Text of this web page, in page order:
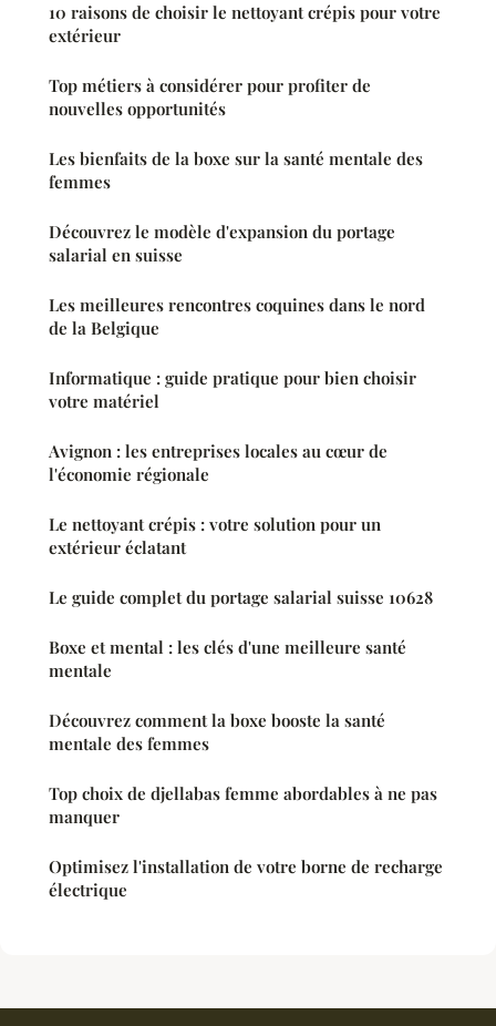
10 raisons de choisir le nettoyant crépis pour votre
extérieur
Top métiers à considérer pour profiter de
nouvelles opportunités
Les bienfaits de la boxe sur la santé mentale des
femmes
Découvrez le modèle d'expansion du portage
salarial en suisse
Les meilleures rencontres coquines dans le nord
de la Belgique
Informatique : guide pratique pour bien choisir
votre matériel
Avignon : les entreprises locales au cœur de
l'économie régionale
Le nettoyant crépis : votre solution pour un
extérieur éclatant
Le guide complet du portage salarial suisse 10628
Boxe et mental : les clés d'une meilleure santé
mentale
Découvrez comment la boxe booste la santé
mentale des femmes
Top choix de djellabas femme abordables à ne pas
manquer
Optimisez l'installation de votre borne de recharge
électrique